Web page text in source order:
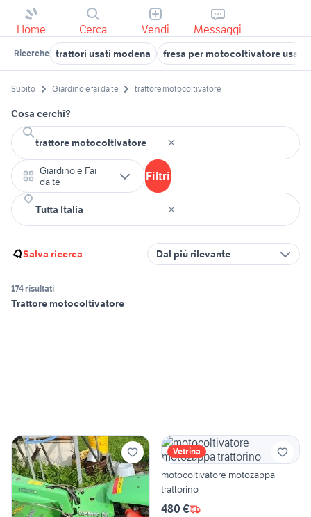
Home Cerca Vendi Messaggi
Ricerche trattori usati modena fresa per motocoltivatore usata
Subito Giardino e fai da te trattore motocoltivatore
Cosa cerchi?
Giardino e Fai
da te
Filtri
Salva ricerca Dal più rilevante
174 risultati
Trattore motocoltivatore
Vetrina
motocoltivatore motozappa
trattorino
480 €